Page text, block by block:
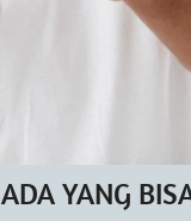
YANG